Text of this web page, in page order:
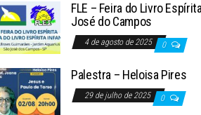
FLE – Feira do Livro
José do Campos
4 de agosto de 2025 0
Palestra – Heloisa Pires
29 de julho de 2025 0